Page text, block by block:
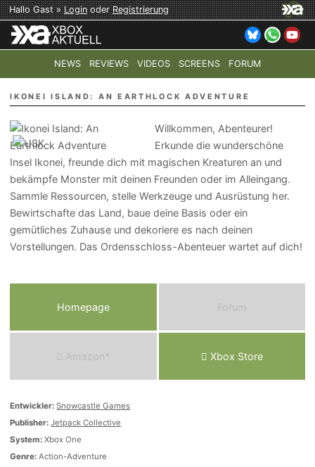
Hallo Gast »LoginoderRegistrierung
NEWS REVIEWS VIDEOS SCREENS FORUM
TOP-THEMEN: COD: MODERN WARFARE 4 HALO:
IKONEI ISLAND: AN EARTHLOCK ADVENTURE
Willkommen, Abenteurer!
Erkunde die wunderschöne
Insel Ikonei, freunde dich mit magischen Kreaturen an und
bekämpfe Monster mit deinen Freunden oder im Alleingang.
Sammle Ressourcen, stelle Werkzeuge und Ausrüstung her.
Bewirtschafte das Land, baue deine Basis oder ein
gemütliches Zuhause und dekoriere es nach deinen
Vorstellungen. Das Ordensschloss-Abenteuer wartet auf dich!
Homepage Forum
Amazon* Xbox Store
Entwickler: Snowcastle Games
Publisher: Jetpack Collective
System: Xbox One
Genre: Action-Adventure